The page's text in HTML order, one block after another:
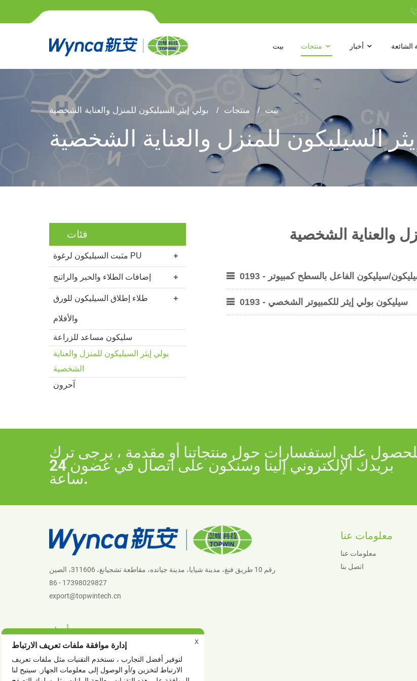
بيت منتجات أخبار الشائعة
بيت منتجات بولي إيثر السيليكون للمنزل والعناية الشخصية
السيليكون للمنزل والعناية الشخصية
فئات
مثبت السيليكون لرغوة PU
إضافات الطلاء والحبر والراتنج
طلاء إطلاق السيليكون للورق
والأفلام
سليكون مساعد للزراعة
بولي إيثر السيليكون للمنزل والعناية
الشخصية
آحرون
والعناية الشخصية
سيليكون الفاعل بالسطح كمبيوتر - 0193
سيليكون بولي إيثر للكمبيوتر الشخصي - 0193
على استفسارات حول منتجاتنا أو مقدمة ، يرجى ترك
بريدك الإلكتروني إلينا وسنكون على اتصال في غضون 24
ساعة.
رقم 10 طريق فنغ، مدينة شيايا، مدينة جيانده، مقاطعة تشجيانغ، 311606، الصين
86 - 17398029827
export@topwintech.cn
معلومات عنا
معلومات عنا
اتصل بنا
أخبار
أخبار الشركة
أخبار الصناعة
إدارة موافقة ملفات تعريف الارتباط
لتوفير أفضل التجارب ، نستخدم التقنيات مثل ملفات تعريف
الارتباط لتخزين و/أو الوصول إلى معلومات الجهاز. سيتيح لنا
X